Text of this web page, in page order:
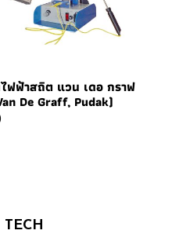
ฟฟ้าสถิต แวน เดอ กราฟ
De Graff, Pudak)